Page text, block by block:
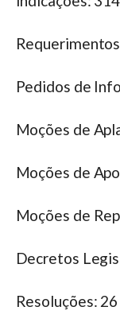
Pedidos de
Moções de
Moções de
Moções de
Decretos
Resoluções: 26